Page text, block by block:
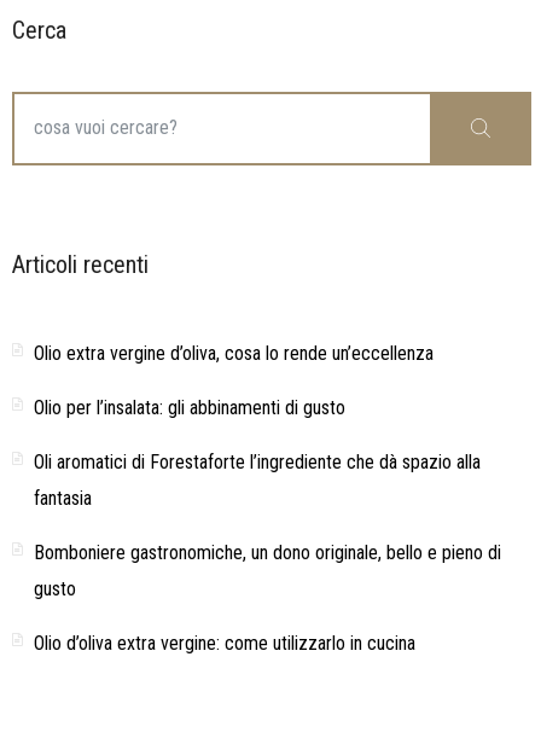
Cerca
Articoli recenti
Olio extra vergine d’oliva, cosa lo rende un’eccellenza
Olio per l’insalata: gli abbinamenti di gusto
Oli aromatici di Forestaforte l’ingrediente che dà spazio alla
fantasia
Bomboniere gastronomiche, un dono originale, bello e pieno di
gusto
Olio d’oliva extra vergine: come utilizzarlo in cucina